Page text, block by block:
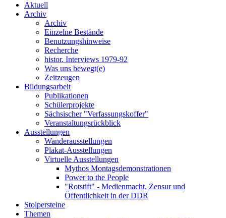
Aktuell
Archiv
Archiv
Einzelne Bestände
Benutzungshinweise
Recherche
histor. Interviews 1979-92
Was uns bewegt(e)
Zeitzeugen
Bildungsarbeit
Publikationen
Schülerprojekte
Sächsischer "Verfassungskoffer"
Veranstaltungsrückblick
Ausstellungen
Wanderausstellungen
Plakat-Ausstellungen
Virtuelle Ausstellungen
Mythos Montagsdemonstrationen
Power to the People
"Rotstift" - Medienmacht, Zensur und
Öffentlichkeit in der DDR
Stolpersteine
Themen